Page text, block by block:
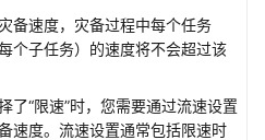
备速度，灾备过程中每个任务
个子任务）的速度将不会超过该
了“限速”时，您需要通过流速设置
速度。流速设置通常包括限速时